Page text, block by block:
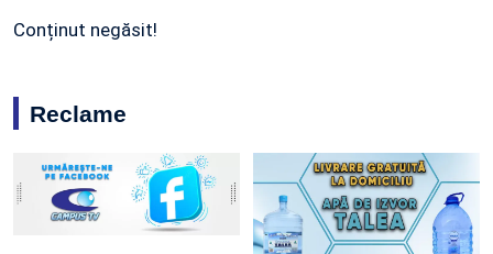
Conținut negăsit!
Reclame